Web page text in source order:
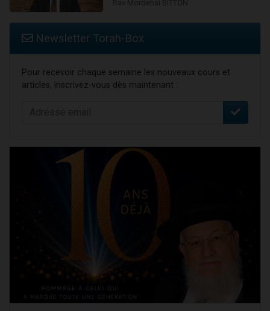
Newsletter Torah-Box
Pour recevoir chaque semaine les nouveaux cours et
articles, inscrivez-vous dès maintenant :